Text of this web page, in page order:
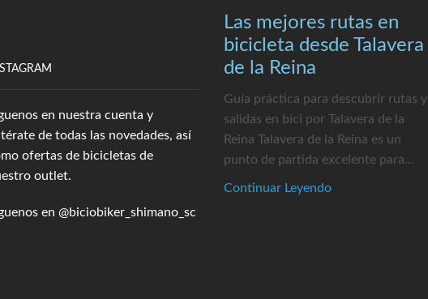
en nuestra cuenta y
de todas las novedades, así
ofertas de bicicletas de
outlet.
en @biciobiker_shimano_sc
Las mejores rutas en
bicicleta desde Talavera
de la Reina
Guía práctica para descubrir rutas y
salidas en bici por Talavera de la
Reina Talavera de la Reina es un
punto de partida excelente para...
Continuar Leyendo